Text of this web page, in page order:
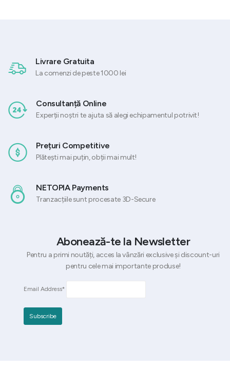
Livrare Gratuita
La comenzi de peste 1000 lei
Consultanță Online
Experții noștri te ajuta să alegi echipamentul potrivit!
Prețuri Competitive
Plătești mai puțin, obții mai mult!
NETOPIA Payments
Tranzacțiile sunt procesate 3D-Secure
Abonează-te la Newsletter
Pentru a primi noutăți, acces la vânzări exclusive și discount-uri
pentru cele mai importante produse!
Email Address*